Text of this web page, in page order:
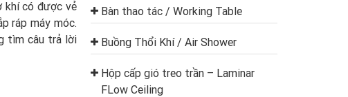
khí có được vẻ
ráp máy móc.
tìm câu trả lời
Bàn thao tác / Working Table
Buồng Thổi Khí / Air Shower
Hộp cấp gió treo trần – Laminar
FLow Ceiling